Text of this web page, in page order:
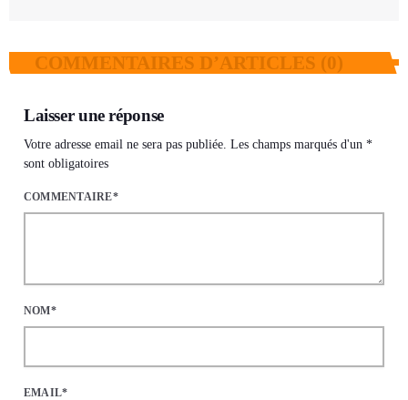
COMMENTAIRES D’ARTICLES (0)
Laisser une réponse
Votre adresse email ne sera pas publiée. Les champs marqués d'un *
sont obligatoires
COMMENTAIRE*
NOM*
EMAIL*